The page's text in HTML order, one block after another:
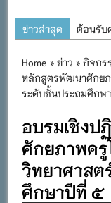
ข่าวล่าสุด
ต้อนรับ
การอบ
แผนปฏิ
พิธีถวา
เทียนถ
พระชน
กรกฎา
Home »ข่าว »กิจกร
หลักสูตรพัฒนาศักยภ
ระดับชั้นประถมศึกษ
อบรมเชิง
ศักยภาพครู
วิทยาศาส
ศึกษาปีที่ ๕